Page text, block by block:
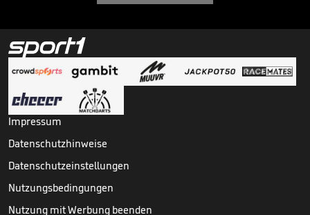
Impressum
Datenschutzhinweise
Datenschutzeinstellungen
Nutzungsbedingungen
Nutzung mit Werbung beenden